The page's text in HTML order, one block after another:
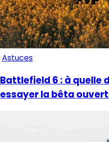
Astuces
Battlefield 6 : à
essayer la bêta